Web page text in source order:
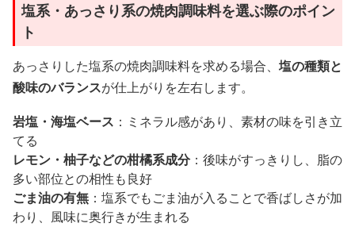
塩系・あっさり系の焼肉調味料を選ぶ際のポイン
ト
あっさりした塩系の焼肉調味料を求める場合、 塩の種類と
酸味のバランスが仕上がりを左右します。
岩塩・海塩ベース ：ミネラル感があり、素材の味を引き立
てる
レモン・柚子などの柑橘系成分：後味がすっきりし、脂の
多い部位との相性も良好
ごま油の有無 ：塩系でもごま油が入ることで香ばしさが加
わり、風味に奥行きが生まれる